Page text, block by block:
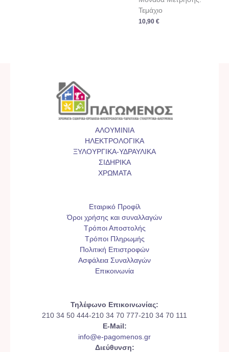
Τεμάχιο
10,90 €
ΑΛΟΥΜΙΝΙΑ
ΗΛΕΚΤΡΟΛΟΓΙΚΑ
ΞΥΛΟΥΡΓΙΚΑ-ΥΔΡΑΥΛΙΚΑ
ΣΙΔΗΡΙΚΑ
ΧΡΩΜΑΤΑ
Εταιρικό Προφίλ
Όροι χρήσης και συναλλαγών
Τρόποι Αποστολής
Τρόποι Πληρωμής
Πολιτική Επιστροφών
Ασφάλεια Συναλλαγών
Επικοινωνία
Τηλέφωνο Επικοινωνίας:
210 34 50 444-210 34 70 777-210 34 70 111
E-Mail:
info@e-pagomenos.gr
Διεύθυνση: